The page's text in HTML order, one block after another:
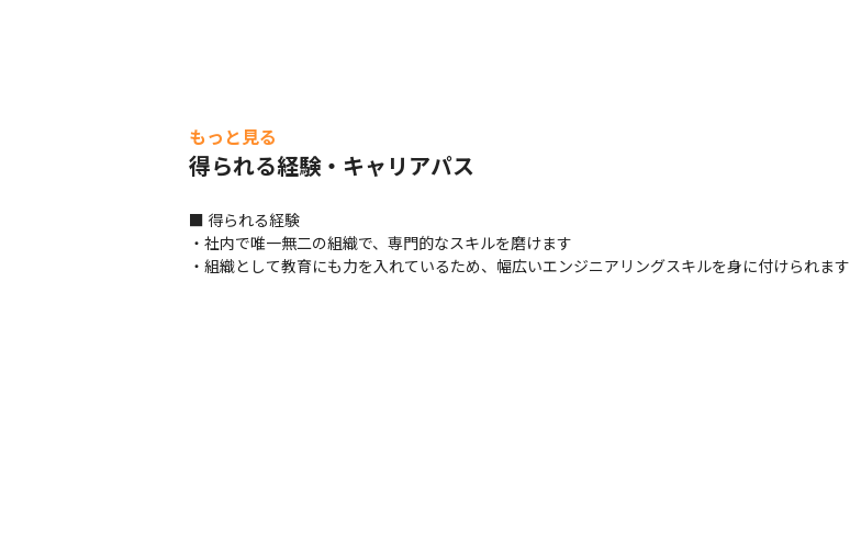
もっと見る
得られる経験・キャリアパス
■ 得られる経験
・社内で唯一無二の組織で、専門的なスキルを磨けます
・組織として教育にも力を入れているため、幅広いエンジニアリングスキルを身に付けられます